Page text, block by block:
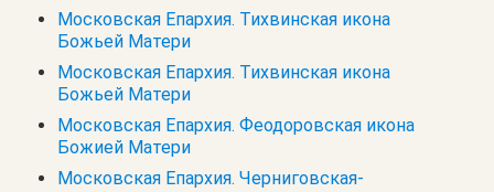
Московская Епархия. Тихвинская икона
Божьей Матери
Московская Епархия. Тихвинская икона
Божьей Матери
Московская Епархия. Феодоровская икона
Божией Матери
Московская Епархия. Черниговская-